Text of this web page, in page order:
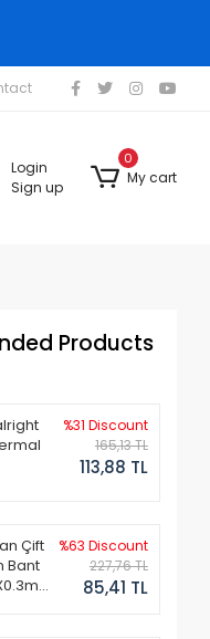
Login
Sign up
0
My cart
Products
%31 Discount
165,13 TL
113,88 TL
Çift
Bant
%63 Discount
227,76 TL
85,41 TL